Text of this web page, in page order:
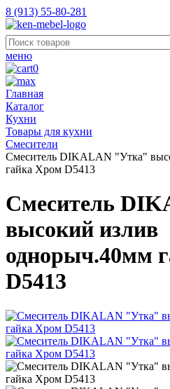
8 (913) 55-80-281
меню
0
Главная
Каталог
Кухни
Товары для кухни
Смесители
Смеситель DIKALAN "Утка"
гайка Хром D5413
Смеситель
высокий излив
однорыч.40мм
D5413